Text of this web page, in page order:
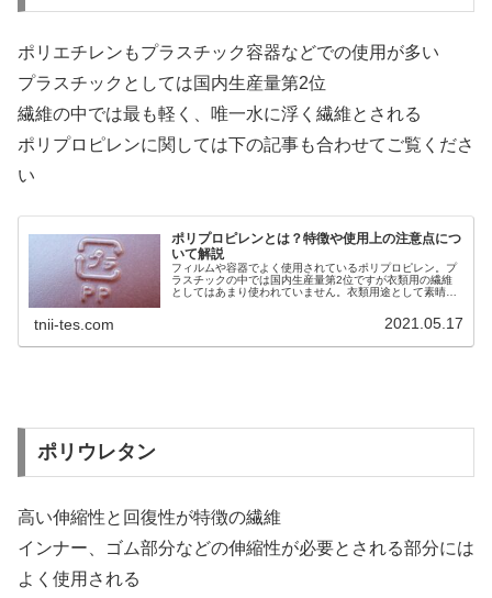
ポリエチレンもプラスチック容器などでの使用が多い
プラスチックとしては国内生産量第2位
繊維の中では最も軽く、唯一水に浮く繊維とされる
ポリプロピレンに関しては下の記事も合わせてご覧くださ
い
ポリプロピレンとは？特徴や使用上の注意点につ
いて解説
フィルムや容器でよく使用されているポリプロピレン。プ
ラスチックの中では国内生産量第2位ですが衣類用の繊維
としてはあまり使われていません。衣類用途として素晴ら
レンについて解説していますのでぜひご覧ください。
tnii-tes.com 2021.05.17
ポリウレタン
高い伸縮性と回復性が特徴の繊維
インナー、ゴム部分などの伸縮性が必要とされる部分には
よく使用される